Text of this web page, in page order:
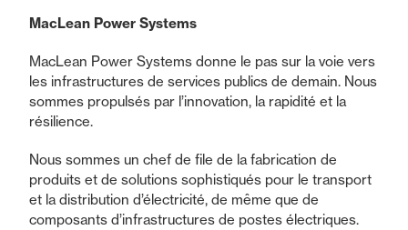
MacLean Power Systems
MacLean Power Systems donne le pas sur la voie vers
les infrastructures de services publics de demain. Nous
sommes propulsés par l’innovation, la rapidité et la
résilience.
Nous sommes un chef de file de la fabrication de
produits et de solutions sophistiqués pour le transport
et la distribution d’électricité, de même que de
composants d’infrastructures de postes électriques.